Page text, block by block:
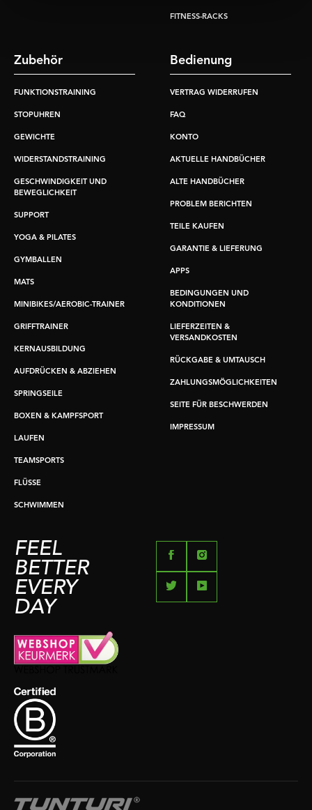
FITNESS-RACKS
Zubehör
FUNKTIONSTRAINING
STOPUHREN
GEWICHTE
WIDERSTANDSTRAINING
GESCHWINDIGKEIT UND
BEWEGLICHKEIT
SUPPORT
YOGA & PILATES
GYMBALLEN
MATS
MINIBIKES/AEROBIC-TRAINER
GRIFFTRAINER
KERNAUSBILDUNG
AUFDRÜCKEN & ABZIEHEN
SPRINGSEILE
BOXEN & KAMPFSPORT
LAUFEN
TEAMSPORTS
FLÜSSE
SCHWIMMEN
Bedienung
VERTRAG WIDERRUFEN
FAQ
KONTO
AKTUELLE HANDBÜCHER
ALTE HANDBÜCHER
PROBLEM BERICHTEN
TEILE KAUFEN
GARANTIE & LIEFERUNG
APPS
BEDINGUNGEN UND
KONDITIONEN
LIEFERZEITEN &
VERSANDKOSTEN
RÜCKGABE & UMTAUSCH
ZAHLUNGSMÖGLICHKEITEN
SEITE FÜR BESCHWERDEN
IMPRESSUM
FEEL
BETTER
EVERY
DAY